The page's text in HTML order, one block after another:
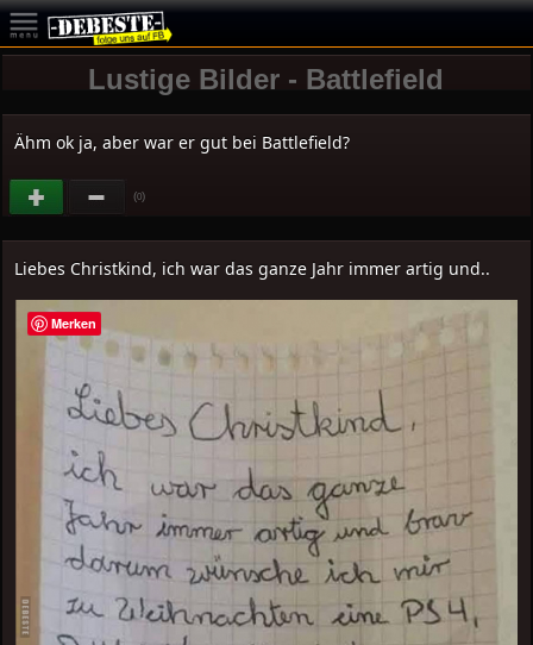
Lustige Bilder - Battlefield
Ähm ok ja, aber war er gut bei Battlefield?
(0)
Liebes Christkind, ich war das ganze Jahr immer artig und..
Merken